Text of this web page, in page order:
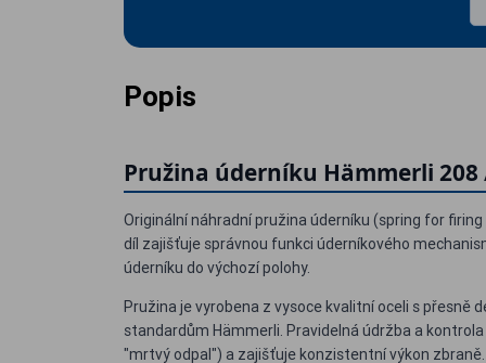
Popis
Pružina úderníku Hämmerli 208 /
Originální náhradní pružina úderníku (spring for
díl zajišťuje správnou funkci úderníkového
úderníku do výchozí polohy.
Pružina je vyrobena z vysoce kvalitní oceli s
standardům Hämmerli. Pravidelná údržba a
"mrtvý odpal") a zajišťuje konzistentní výkon zbraně.